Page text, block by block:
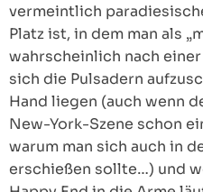
vermeintlich
Platz ist, in dem man als
wahrscheinlich nach
sich die Pulsadern
Hand liegen (auch wenn
New-York-Szene schon
warum man sich auch in
erschießen sollte…) und